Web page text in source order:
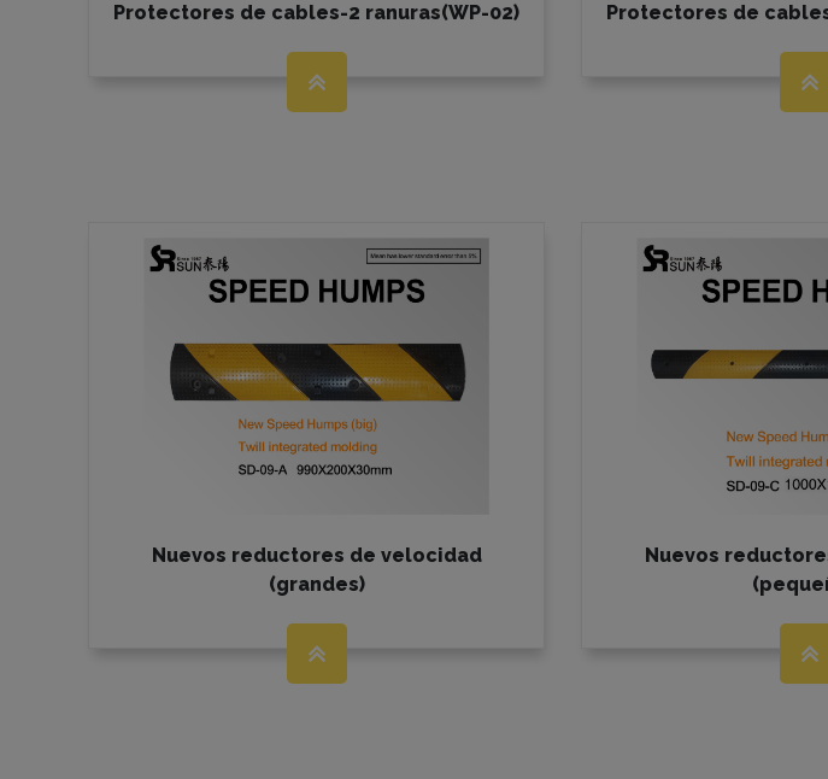
Protectores de cables-2 ranuras(WP-02) Protectores de
Nuevos reductores de velocidad
(grandes)
Nuevos